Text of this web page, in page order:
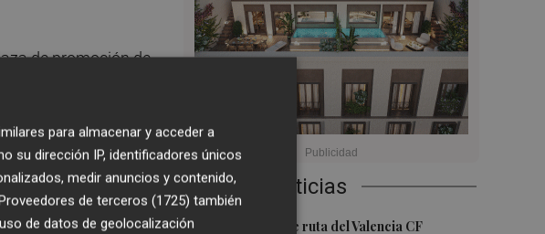
Últimas Noticias
1
La nueva hoja de ruta del Valencia CF
de promoción de
marca la
hasta la última
para almacenar y acceder a
su dirección IP, identificadores únicos
medir anuncios y contenido,
de terceros (1725) también
de datos de geolocalización